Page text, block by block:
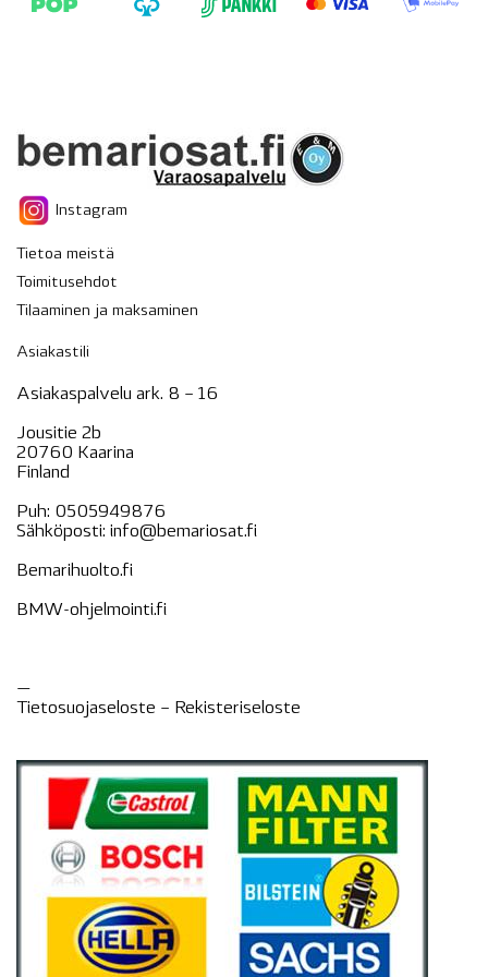
Instagram
Tietoa meistä
Toimitusehdot
Tilaaminen ja maksaminen
Asiakastili
Asiakaspalvelu ark. 8 – 16
Jousitie 2b
20760 Kaarina
Finland
Puh: 0505949876
Sähköposti: info@bemariosat.fi
Bemarihuolto.fi
BMW-ohjelmointi.fi
—
Tietosuojaseloste – Rekisteriseloste